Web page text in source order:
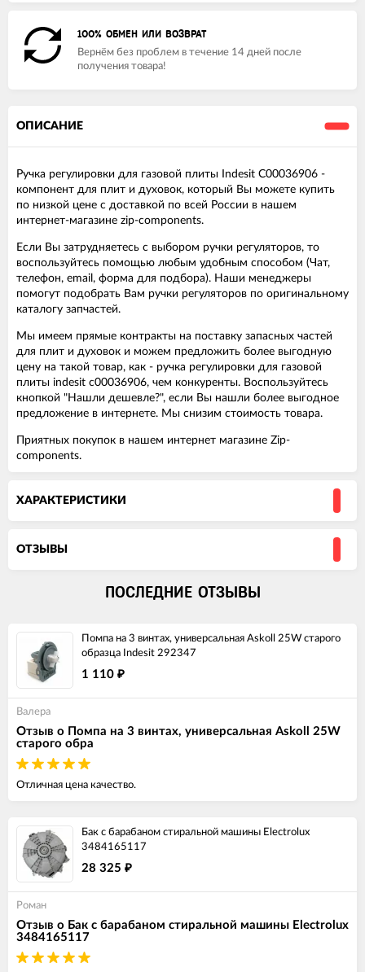
100% ОБМЕН ИЛИ ВОЗВРАТ
Вернём без проблем в течение 14 дней после
получения товара!
ОПИСАНИЕ
Ручка регулировки для газовой плиты Indesit C00036906 -
компонент для плит и духовок, который Вы можете купить
по низкой цене с доставкой по всей России в нашем
интернет-магазине zip-components.
Если Вы затрудняетесь с выбором ручки регуляторов, то
воспользуйтесь помощью любым удобным способом (Чат,
телефон, email, форма для подбора). Наши менеджеры
помогут подобрать Вам ручки регуляторов по оригинальному
каталогу запчастей.
Мы имеем прямые контракты на поставку запасных частей
для плит и духовок и можем предложить более выгодную
цену на такой товар, как - ручка регулировки для газовой
плиты indesit c00036906, чем конкуренты. Воспользуйтесь
кнопкой "Нашли дешевле?", если Вы нашли более выгодное
предложение в интернете. Мы снизим стоимость товара.
Приятных покупок в нашем интернет магазине Zip-
components.
ХАРАКТЕРИСТИКИ
ОТЗЫВЫ
ПОСЛЕДНИЕ ОТЗЫВЫ
Помпа на 3 винтах, универсальная Askoll 25W старого
образца Indesit 292347
1 110 ₽
Валера
Отзыв о Помпа на 3 винтах, универсальная Askoll 25W
старого обра
Отличная цена качество.
Бак с барабаном стиральной машины Electrolux
3484165117
28 325 ₽
Роман
Отзыв о Бак с барабаном стиральной машины Electrolux
3484165117